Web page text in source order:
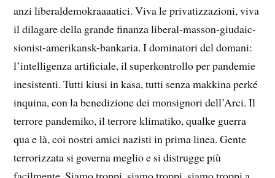
anzi liberaldemokraaaatici. Viva le privatizzazioni, viva
il dilagare della grande finanza liberal-masson-giudaic-
sionist-amerikansk-bankaria. I dominatori del domani:
l’intelligenza artificiale, il superkontrollo per pandemie
inesistenti. Tutti kiusi in kasa, tutti senza makkina perké
inquina, con la benedizione dei monsignori dell’Arci. Il
terrore pandemiko, il terrore klimatiko, qualke guerra
qua e là, coi nostri amici nazisti in prima linea. Gente
terrorizzata si governa meglio e si distrugge più